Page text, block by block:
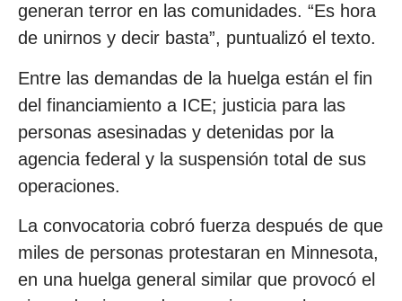
generan terror en las comunidades. “Es hora
de unirnos y decir basta”, puntualizó el texto.
Entre las demandas de la huelga están el fin
del financiamiento a ICE; justicia para las
personas asesinadas y detenidas por la
agencia federal y la suspensión total de sus
operaciones.
La convocatoria cobró fuerza después de que
miles de personas protestaran en Minnesota,
en una huelga general similar que provocó el